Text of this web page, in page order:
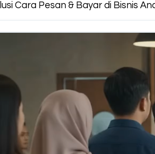
Cara Pesan & Bayar di Bisnis